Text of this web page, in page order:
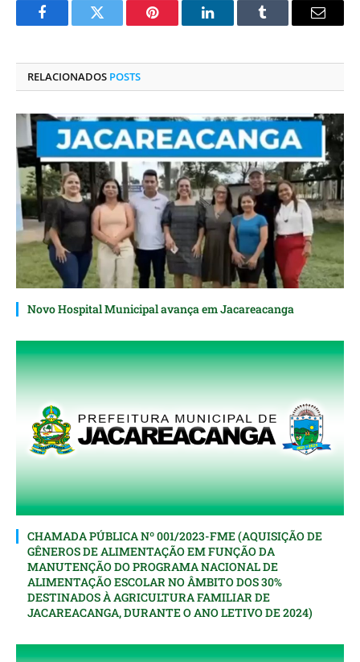
FacebookTwitter Pinterest O
Tumblr
E-
RELACIONADOS POSTS
Novo Hospital Municipal avança em Jacareacanga
CHAMADA PÚBLICA Nº 001/2023-FME (AQUISIÇÃO DE
GÊNEROS DE ALIMENTAÇÃO EM FUNÇÃO DA
MANUTENÇÃO DO PROGRAMA NACIONAL DE
ALIMENTAÇÃO ESCOLAR NO ÂMBITO DOS 30%
DESTINADOS À AGRICULTURA FAMILIAR DE
JACAREACANGA, DURANTE O ANO LETIVO DE 2024)